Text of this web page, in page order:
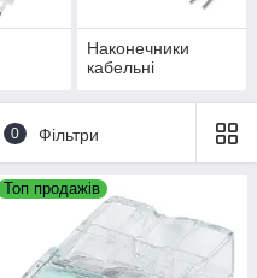
Наконечники
кабельні
0 Фільтри
Топ продажів